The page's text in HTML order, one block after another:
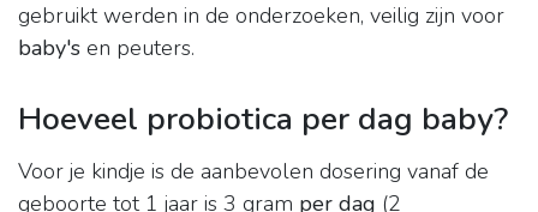
gebruikt werden in de onderzoeken, veilig zijn voor
baby's en peuters.
Hoeveel probiotica per dag baby?
Voor je kindje is de aanbevolen dosering vanaf de
geboorte tot 1 jaar is 3 gram per dag (2